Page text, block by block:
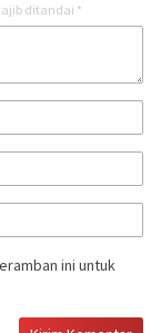
ditandai *
ini untuk